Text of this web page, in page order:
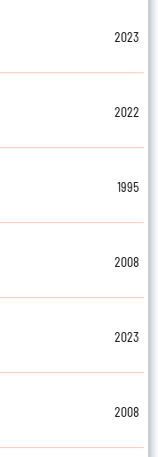
2023
2022
1995
2008
2023
2008